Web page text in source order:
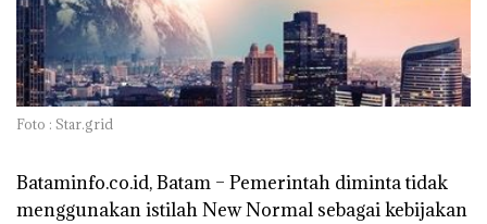
Foto : Star.grid
Bataminfo.co.id, Batam – Pemerintah diminta tidak
menggunakan istilah New Normal sebagai kebijakan